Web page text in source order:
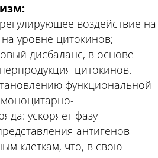
воздействие на
уровне цитокинов;
дисбаланс, в основе
цитокинов.
функциональной
моноцитарно-
ускоряет фазу
антигенов
клеткам, что, в свою